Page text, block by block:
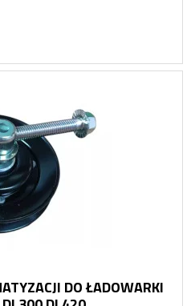
DO ŁADOWARKI